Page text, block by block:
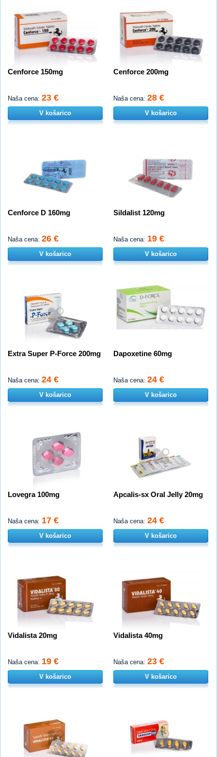
Cenforce 150mg
Naša cena: 23 €
V košarico
Cenforce 200mg
Naša cena: 28 €
V košarico
Cenforce D 160mg
Naša cena: 26 €
V košarico
Sildalist 120mg
Naša cena: 19 €
V košarico
Extra Super P-Force 200mg
Naša cena: 24 €
V košarico
Dapoxetine 60mg
Naša cena: 24 €
V košarico
Lovegra 100mg
Naša cena: 17 €
V košarico
Apcalis-sx Oral Jelly 20mg
Naša cena: 24 €
V košarico
Vidalista 20mg
Naša cena: 19 €
V košarico
Vidalista 40mg
Naša cena: 23 €
V košarico